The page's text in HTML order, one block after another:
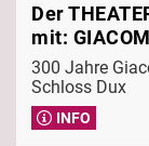
Der
mit:
300 Jahre
Schloss Dux
INFO